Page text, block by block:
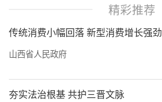
精彩推荐
传统消费小幅回落 新型消费增长强劲
山西省人民政府
夯实法治根基 共护三晋文脉